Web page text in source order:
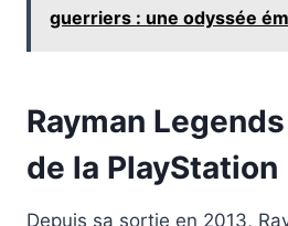
guerriers : une odyssée
Rayman
de la PlayStation
Depuis sa sortie en 2013,